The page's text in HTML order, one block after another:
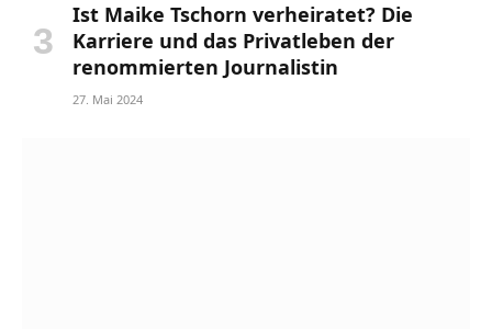
Ist Maike Tschorn verheiratet? Die
Karriere und das Privatleben der
renommierten Journalistin
27. Mai 2024